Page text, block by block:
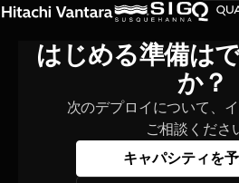
はじめる準備は
か？
次のデプロイについて、
ご相談くださ
キャパシティを